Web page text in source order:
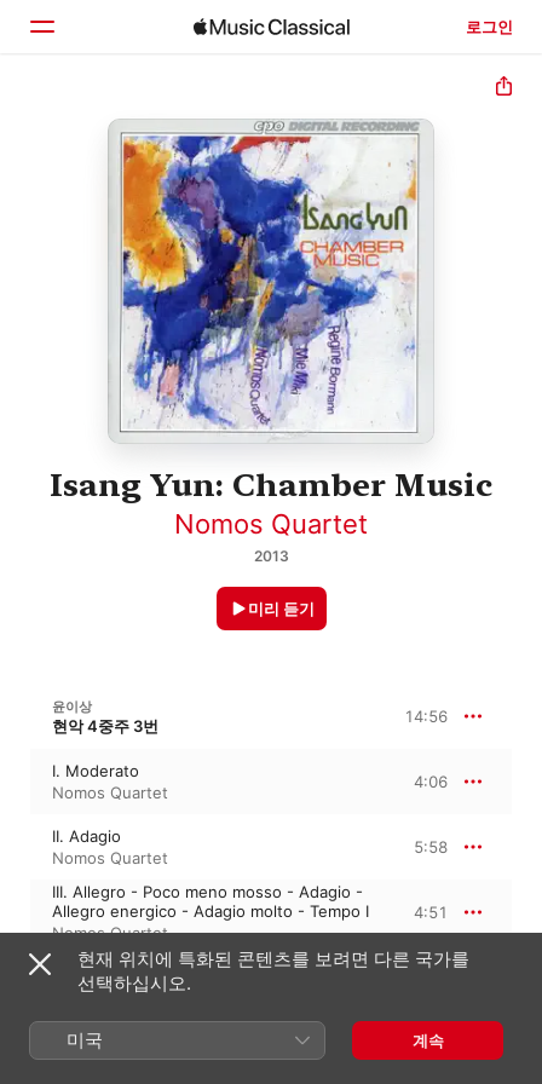
로그인
둘러보기
Isang Yun: Chamber Music
Nomos Quartet
2013
미리 듣기
윤이상
현악 4중주 3번 14:56
I. Moderato
Nomos Quartet
4:06
II. Adagio
Nomos Quartet
5:58
III. Allegro - Poco meno mosso - Adagio -
Allegro energico - Adagio molto - Tempo I
Nomos Quartet
4:51
윤이상
Concertino
16:57
현재 위치에 특화된 콘텐츠를 보려면 다른 국가를
선택하십시오.
미국 계속